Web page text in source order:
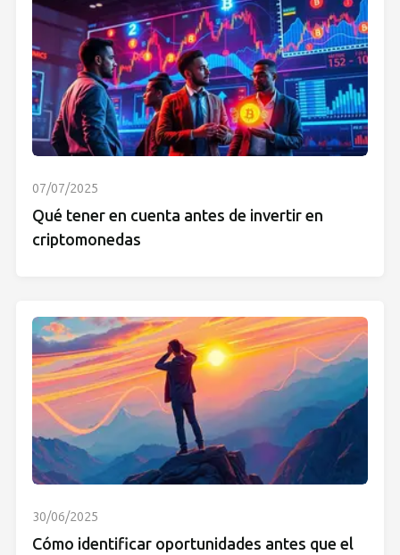
07/07/2025
Qué tener en cuenta antes de invertir en
criptomonedas
30/06/2025
Cómo identificar oportunidades antes que el